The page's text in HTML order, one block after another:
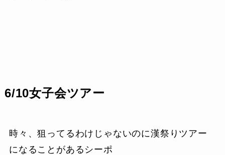
6/10女子会ツアー
時々、狙ってるわけじゃないのに漢祭りツアー
になることがあるシーポ